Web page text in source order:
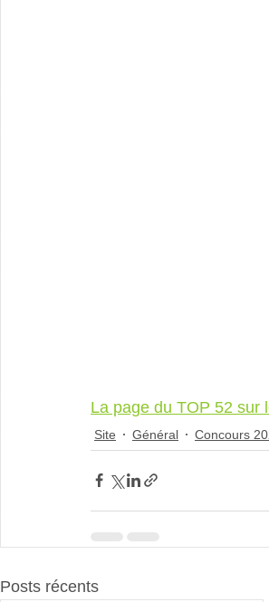
La page du TOP 52 sur
Site Général Concours
Posts récents